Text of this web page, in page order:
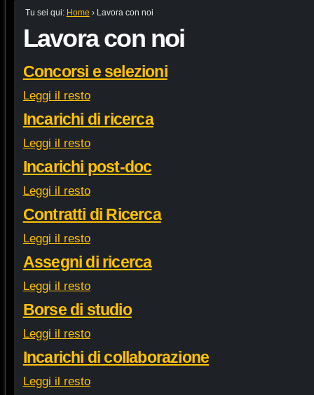
Tu sei qui: Home › Lavora con noi
Lavora con noi
Concorsi e selezioni
Leggi il resto
Incarichi di ricerca
Leggi il resto
Incarichi post-doc
Leggi il resto
Contratti di Ricerca
Leggi il resto
Assegni di ricerca
Leggi il resto
Borse di studio
Leggi il resto
Incarichi di collaborazione
Leggi il resto